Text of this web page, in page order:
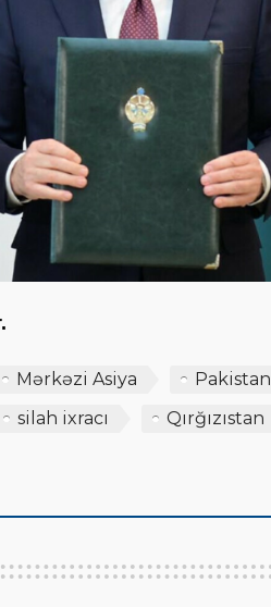
Mərkəzi Asiya
Pakistan
silah ixracı
Qırğızıstan